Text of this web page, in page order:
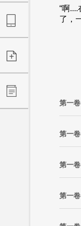
“啊
了，
第一
第一
第一
第一